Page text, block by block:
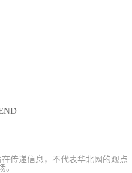
传递信息，不代表华北网的观点
。